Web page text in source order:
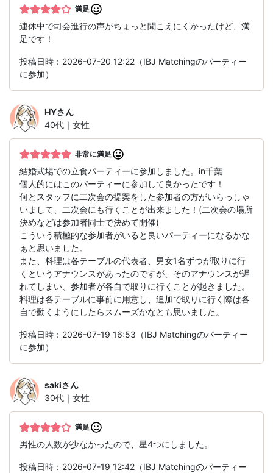
満足
連休中で司会進行の声がちょっと聞こえにくかったけど、満
足です！
投稿日時：2026-07-20 12:22（IBJ Matchingのパーティー
に参加）
HYさん
40代｜女性
非常に満足
結婚式場での立食パーティーに参加しました。in千葉
個人的にはこのパーティーに参加して良かったです！
何とスタッフに二次会の提案をした参加者の方がいらっしゃ
いまして、二次会にも行くことが出来ました！(二次会の場所
決めなどは参加者同士で決めて開催)
こういう積極的な参加者がいると良いパーティーになるかな
ぁと思いました。
また、料理は各テーブルの代表者、男女1名ずつが取りに行
くというアナウンスがあったのですが、そのアナウンスが遅
れてしまい、参加者が各自で取りに行くことが起きました。
料理は各テーブルに事前に用意し、追加で取りに行く際は各
自で動くようにしたらスムーズかなとも思いました。
投稿日時：2026-07-19 16:53（IBJ Matchingのパーティー
に参加）
sakiさん
30代｜女性
満足
男性の人数が少なかったので、星4つにしました。
投稿日時：2026-07-19 12:42（IBJ Matchingのパーティー